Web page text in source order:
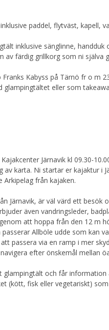
paddel, flytväst, kapell,
inklusive sänglinne, handduk
av färdig grillkorg som ni själva
Kabyss på Tärnö fr o m
glampingtältet eller som
Järnavik kl 09.30-
karta. Ni startar er kajaktur i
Arkipelag från kajaken.
Järnavik, är väl värd ett
även vandringsleder,
att hoppa från den 12 m
Allböle udde som kan
passera via en ramp i mer
efter önskemål mellan
glampingtält och får
(kött, fisk eller vegetariskt)